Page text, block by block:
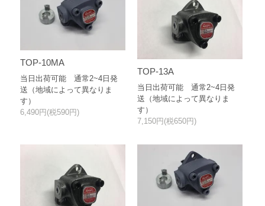
TOP-10MA
当日出荷可能 通常2~4日発
送（地域によって異なりま
す）
6,490円(税590円)
TOP-13A
当日出荷可能 通常2~4日発
送（地域によって異なりま
す）
7,150円(税650円)